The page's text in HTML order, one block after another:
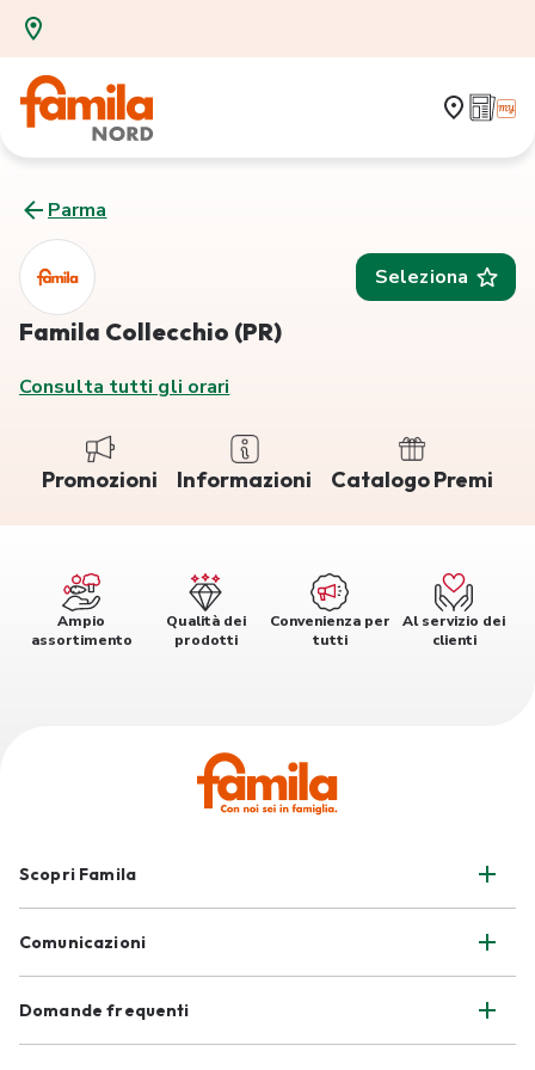
Parma
Seleziona
Famila Collecchio (PR)
Consulta tutti gli orari
Promozioni Informazioni Catalogo Premi
Ampio
assortimento
Qualità dei
prodotti
Convenienza per
tutti
Al servizio dei
clienti
Scopri Famila
Comunicazioni
Domande frequenti